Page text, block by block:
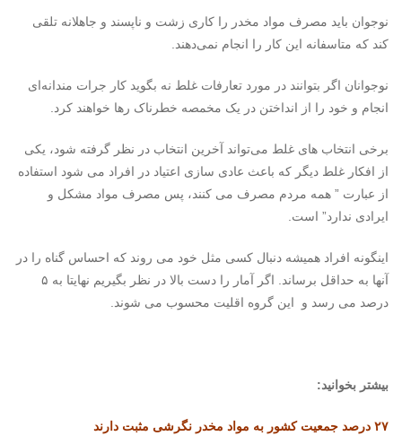
نوجوان باید مصرف مواد مخدر را کاری زشت و ناپسند و جاهلانه تلقی
کند که متاسفانه این کار را انجام نمی‌دهند.
نوجوانان اگر بتوانند در مورد تعارفات غلط نه بگوید کار جرات مندانه‌ای
انجام و خود را از انداختن در یک مخمصه خطرناک رها خواهند کرد.
برخی انتخاب های غلط می‌تواند آخرین انتخاب در نظر گرفته شود، یکی
از افکار غلط دیگر که باعث عادی سازی اعتیاد در افراد می شود استفاده
از عبارت ” همه مردم مصرف می کنند، پس مصرف مواد مشکل و
ایرادی ندارد” است.
اینگونه افراد همیشه دنبال کسی مثل خود می روند که احساس گناه را در
آنها به حداقل برساند. اگر آمار را دست بالا در نظر بگیریم نهایتا به ۵
درصد می رسد و این گروه اقلیت محسوب می شوند.
بیشتر بخوانید:
۲۷ درصد جمعیت کشور به مواد مخدر نگرشی مثبت دارند